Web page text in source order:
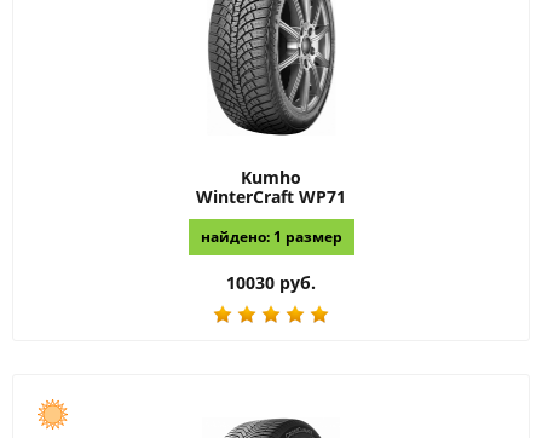
Kumho
WinterCraft WP71
найдено: 1 размер
10030 руб.